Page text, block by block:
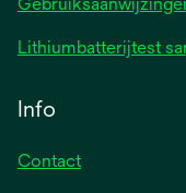
Lithiumbatterijtest
Info
Contact